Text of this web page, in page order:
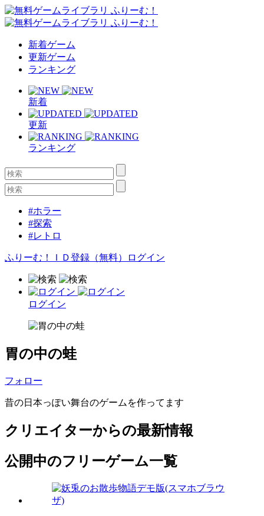
新着ゲーム
更新ゲーム
ランキング
新着
更新
ランキング
#ホラー
#探索
#レトロ
ふりーむ！ＩＤ登録（無料） ログイン
ログイン
胃の中の蛙
フォロー
昔の日本っぽい舞台のゲームを作ってます
クリエイターからの最新情報
公開中のフリーゲーム一覧